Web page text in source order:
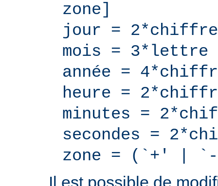
zone]
jour = 2*chiffre
mois = 3*lettre
année =
heure =
minutes =
secondes =
zone = (`+' |